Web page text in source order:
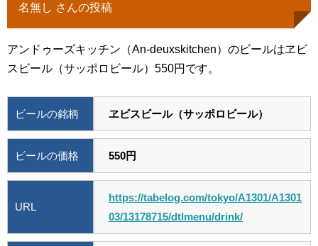
名無し さんの投稿
アンドゥーズキッチン（An-deuxskitchen）のビールはヱビ
スビール（サッポロビール）550円です。
ビールの銘柄 ヱビスビール（サッポロビール）
ビールの価格 550円
URL
https://tabelog.com/tokyo/A1301/A1301
03/13178715/dtlmenu/drink/